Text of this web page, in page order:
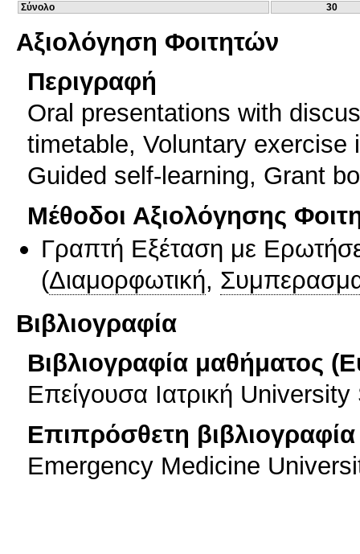
Σύνολο 30
Αξιολόγηση Φοιτητών
Περιγραφή
Oral presentations with
timetable, Voluntary
Guided self-learning, Grant
Μέθοδοι Αξιολόγησης
Γραπτή Εξέταση με
(Διαμορφωτική,
Βιβλιογραφία
Βιβλιογραφία μαθήματος
Eπείγουσα Ιατρική
Επιπρόσθετη βιβλιογραφία
Emergency Medicine